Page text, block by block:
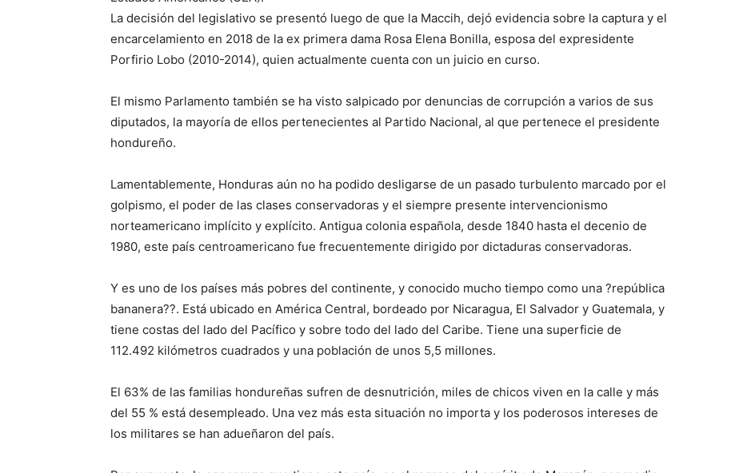
La decisión del legislativo se presentó luego de que la Maccih, dejó evidencia sobre la captura y el
encarcelamiento en 2018 de la ex primera dama Rosa Elena Bonilla, esposa del expresidente
Porfirio Lobo (2010-2014), quien actualmente cuenta con un juicio en curso.
El mismo Parlamento también se ha visto salpicado por denuncias de corrupción a varios de sus
diputados, la mayoría de ellos pertenecientes al Partido Nacional, al que pertenece el presidente
hondureño.
Lamentablemente, Honduras aún no ha podido desligarse de un pasado turbulento marcado por el
golpismo, el poder de las clases conservadoras y el siempre presente intervencionismo
norteamericano implícito y explícito. Antigua colonia española, desde 1840 hasta el decenio de
1980, este país centroamericano fue frecuentemente dirigido por dictaduras conservadoras.
Y es uno de los países más pobres del continente, y conocido mucho tiempo como una ?república
bananera??. Está ubicado en América Central, bordeado por Nicaragua, El Salvador y Guatemala, y
tiene costas del lado del Pacífico y sobre todo del lado del Caribe. Tiene una superficie de
112.492 kilómetros cuadrados y una población de unos 5,5 millones.
El 63% de las familias hondureñas sufren de desnutrición, miles de chicos viven en la calle y más
del 55 % está desempleado. Una vez más esta situación no importa y los poderosos intereses de
los militares se han adueñaron del país.